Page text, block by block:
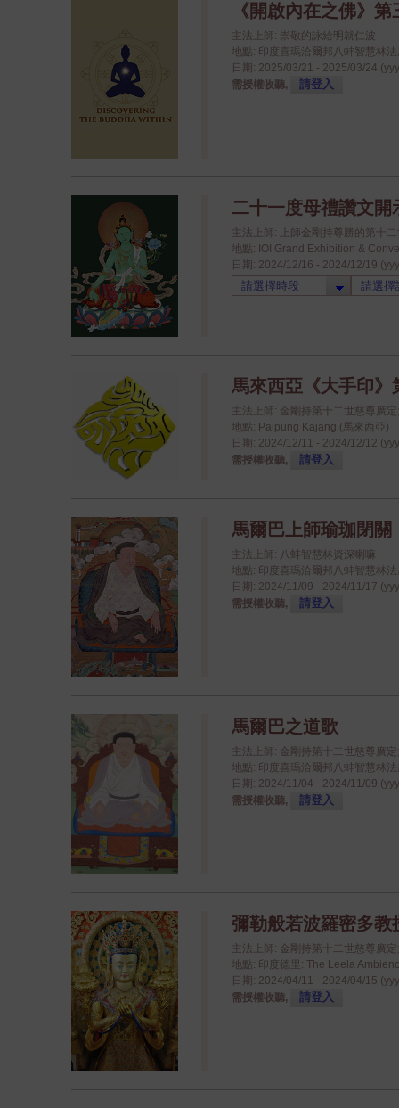
《開啟內在之佛》
主法上師: 崇敬的詠給明就仁波
地點: 印度喜瑪洽爾邦八蚌智慧林
日期: 2025/03/21 - 2025/03/24
需授權收聽,
請登入
二十一度母禮讚文開
主法上師: 上師金剛持尊勝的第十
地點: IOI Grand Exhibition &
日期: 2024/12/16 - 2024/12/19
馬來西亞《大手印
主法上師: 金剛持第十二世慈尊廣
地點: Palpung Kajang (馬來西亞)
日期: 2024/12/11 - 2024/12/12
需授權收聽,
請登入
馬爾巴上師瑜珈閉關
主法上師: 八蚌智慧林資深喇嘛
地點: 印度喜瑪洽爾邦八蚌智慧林
日期: 2024/11/09 - 2024/11/17
需授權收聽,
請登入
馬爾巴之道歌
主法上師: 金剛持第十二世慈尊廣
地點: 印度喜瑪洽爾邦八蚌智慧林
日期: 2024/11/04 - 2024/11/09
需授權收聽,
請登入
彌勒般若波羅密多
主法上師: 金剛持第十二世慈尊廣
地點: 印度德里: The Leela
日期: 2024/04/11 - 2024/04/15
需授權收聽,
請登入